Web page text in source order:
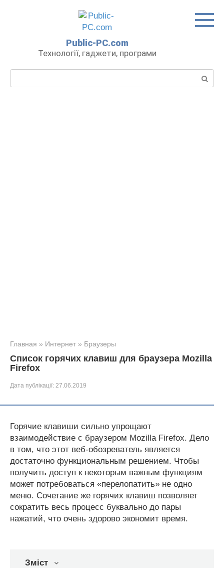
Public-PC.com
Технології, гаджети, програми
Главная » Интернет » Браузеры
Список горячих клавиш для браузера Mozilla
Firefox
Дата публікації: 27.06.2019
Горячие клавиши сильно упрощают
взаимодействие с браузером Mozilla Firefox. Дело
в том, что этот веб-обозреватель является
достаточно функциональным решением. Чтобы
получить доступ к некоторым важным функциям
может потребоваться «перелопатить» не одно
меню. Сочетание же горячих клавиш позволяет
сократить весь процесс буквально до пары
нажатий, что очень здорово экономит время.
Зміст